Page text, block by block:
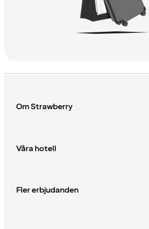
Om Strawberry
Våra hotell
Fler erbjudanden